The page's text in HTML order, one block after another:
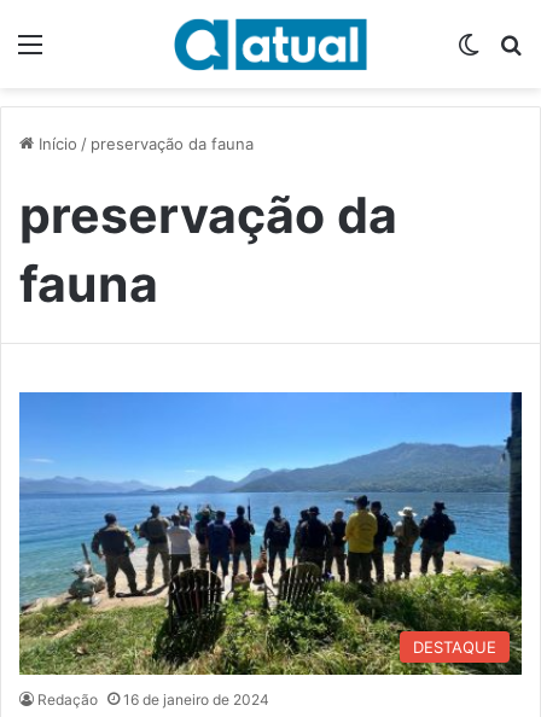
Início / preservação da fauna
preservação da
fauna
DESTAQUE
Redação 16 de janeiro de 2024